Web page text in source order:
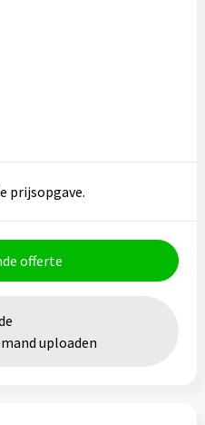
prijsopgave.
offerte
uploaden